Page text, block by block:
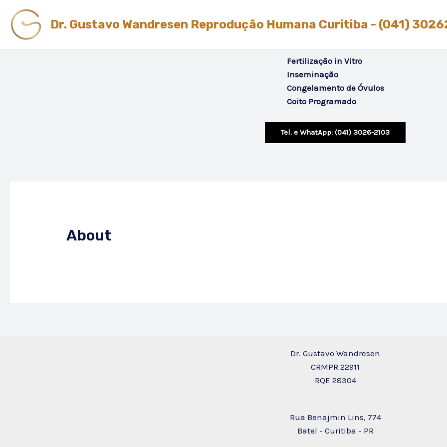
content
Dr. Gustavo Wandresen Reprodução Humana Curitiba - (041)
Fertilização in Vitro
Inseminação
Congelamento de Óvulos
Coito Programado
Tel. e WhatApp: (041) 3026-2103
About
Dr. Gustavo Wandresen
CRMPR 22911
RQE 28304
Rua Benajmin Lins, 774
Batel - Curitiba - PR